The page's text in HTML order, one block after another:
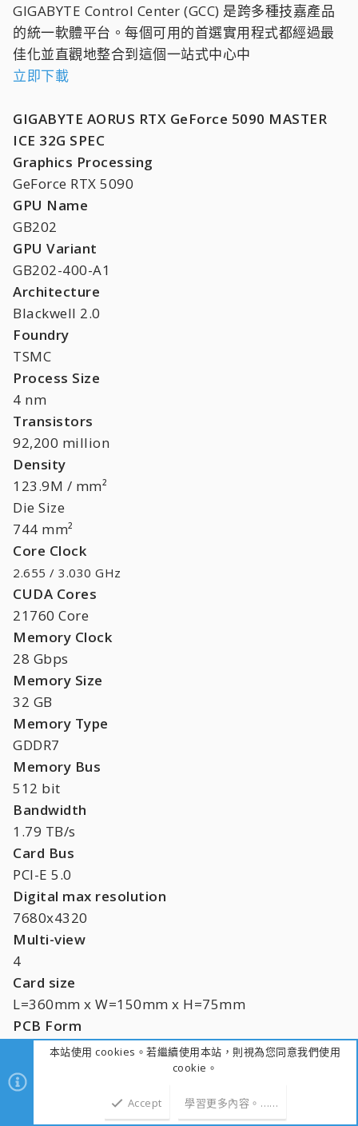
GIGABYTE Control Center (GCC) 是跨多種技嘉產品
的統一軟體平台。每個可用的首選實用程式都經過最
佳化並直觀地整合到這個一站式中心中
立即下載
GIGABYTE AORUS RTX GeForce 5090 MASTER
ICE 32G SPEC
Graphics Processing
GeForce RTX 5090
GPU Name
GB202
GPU Variant
GB202-400-A1
Architecture
Blackwell 2.0
Foundry
TSMC
Process Size
4 nm
Transistors
92,200 million
Density
123.9M / mm²
Die Size
744 mm²
Core Clock
2.655 / 3.030 GHz
CUDA Cores
21760 Core
Memory Clock
28 Gbps
Memory Size
32 GB
Memory Type
GDDR7
Memory Bus
512 bit
Bandwidth
1.79 TB/s
Card Bus
PCI-E 5.0
Digital max resolution
7680x4320
Multi-view
4
Card size
L=360mm x W=150mm x H=75mm
PCB Form
DirectX
DirectX 12 API
本站使用 cookies。若繼續使用本站，則視為您同意我們使用
cookie。
Accept 學習更多內容。……